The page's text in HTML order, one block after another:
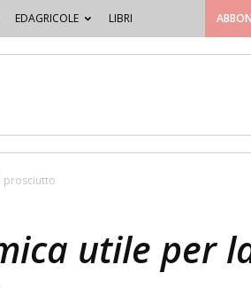
EDAGRICOLE LIBRI
prosciutto
utile per